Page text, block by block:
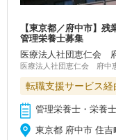
【東京都／府中市】
管理栄養士募集
医療法人社団恵仁会
医療法人社団恵仁会 府中
転職支援サービス経
管理栄養士・栄養
東京都 府中市 住吉